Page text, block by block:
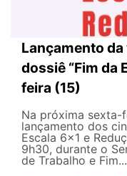
Lançamento
dossiê “Fim da
feira (15)
Na próxima sexta-
lançamento dos
Escala 6×1 e
9h30, durante o
de Trabalho e Fim...